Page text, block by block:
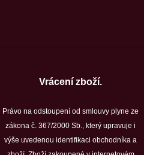
Vrácení zboží.
Právo na odstoupení od smlouvy plyne ze
zákona č. 367/2000 Sb., který upravuje i
výše uvedenou identifikaci obchodníka a